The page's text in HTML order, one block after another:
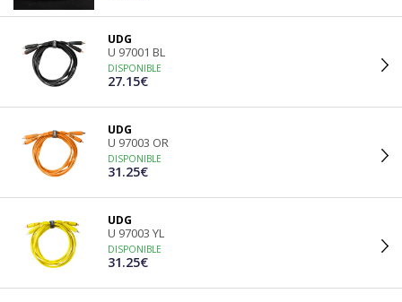
UDG
U 97001 BL
DISPONIBLE
27.15€
UDG
U 97003 OR
DISPONIBLE
31.25€
UDG
U 97003 YL
DISPONIBLE
31.25€